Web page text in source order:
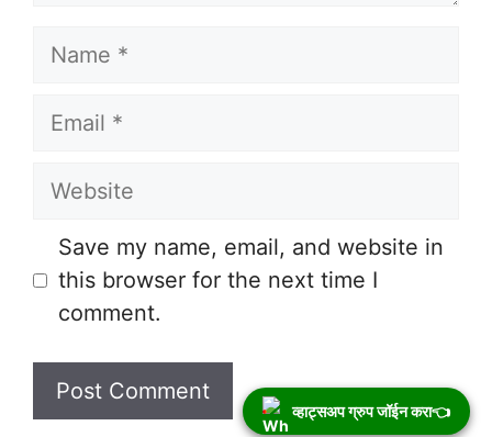
व्हाट्सअप ग्रुप जॉईन करा👈
Name
Email
Website
Save my name, email, and website in
this browser for the next time I
comment.